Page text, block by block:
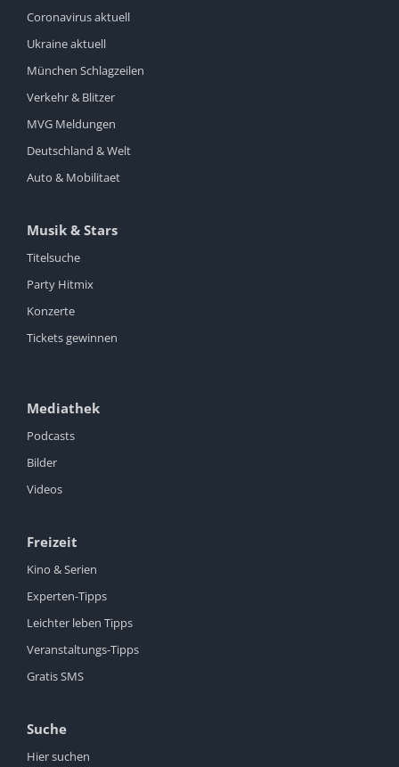
Coronavirus aktuell
Ukraine aktuell
München Schlagzeilen
Verkehr & Blitzer
MVG Meldungen
Deutschland & Welt
Auto & Mobilitaet
Musik & Stars
Titelsuche
Party Hitmix
Konzerte
Tickets gewinnen
Mediathek
Podcasts
Bilder
Videos
Freizeit
Kino & Serien
Experten-Tipps
Leichter leben Tipps
Veranstaltungs-Tipps
Gratis SMS
Suche
Hier suchen